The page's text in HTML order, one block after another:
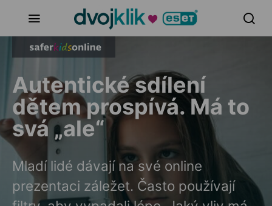
Autentické sdílení
dětem prospívá. Má to
svá „ale“
Mladí lidé dávají na své online
prezentaci záležet. Často používají